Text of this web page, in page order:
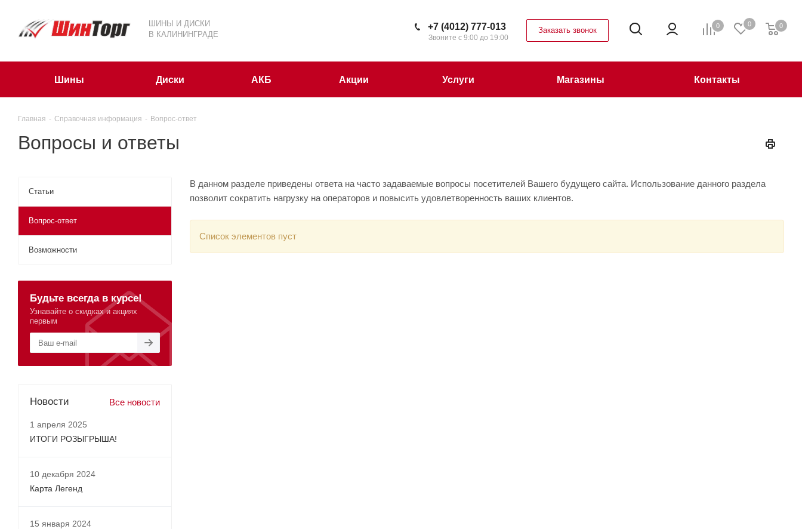
ШИНЫ И ДИСКИ
В КАЛИНИНГРАДЕ
0 0 0
+7 (4012) 777-013
Звоните с 9:00 до 19:00
Заказать звонок
Шины Диски АКБ Акции Услуги Магазины Контакты
Главная - Справочная информация - Вопрос-ответ
Вопросы и ответы
В данном разделе приведены ответа на часто задаваемые вопросы посетителей Вашего будущего сайта. Использование данного раздела
позволит сократить нагрузку на операторов и повысить удовлетворенность ваших клиентов.
Список элементов пуст
Статьи
Вопрос-ответ
Возможности
Будьте всегда в курсе!
Узнавайте о скидках и акциях
первым
Новости Все новости
1 апреля 2025
ИТОГИ РОЗЫГРЫША!
10 декабря 2024
Карта Легенд
15 января 2024